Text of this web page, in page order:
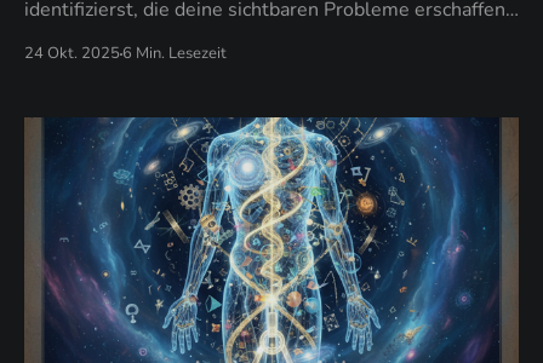
identifizierst, die deine sichtbaren Probleme erschaffen
24 Okt. 2025 6 Min. Lesezeit